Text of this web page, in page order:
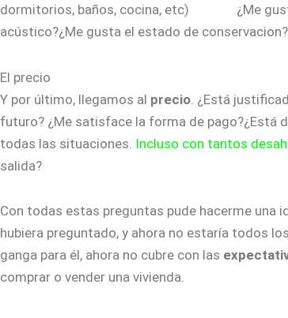
dormitorios, baños, cocina, etc) ¿Me gusta
acústico?¿Me gusta el estado de
El precio
Y por último, llegamos al precio . ¿Está
futuro? ¿Me satisface la forma de pago?¿Está
todas las situaciones. Incluso con tantos
salida?
Con todas estas preguntas pude hacerme una
hubiera preguntado, y ahora no estaría todos
ganga para él, ahora no cubre con las
comprar o vender una vivienda.